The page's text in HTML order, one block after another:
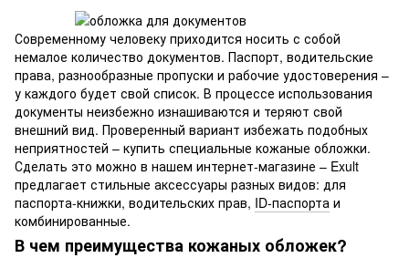
Современному человеку приходится носить с собой
немалое количество документов. Паспорт, водительские
права, разнообразные пропуски и рабочие удостоверения –
у каждого будет свой список. В процессе использования
документы неизбежно изнашиваются и теряют свой
внешний вид. Проверенный вариант избежать подобных
неприятностей – купить специальные кожаные обложки.
Сделать это можно в нашем интернет-магазине – Exult
предлагает стильные аксессуары разных видов: для
паспорта-книжки, водительских прав, ID-паспорта и
комбинированные.
В чем преимущества кожаных обложек?